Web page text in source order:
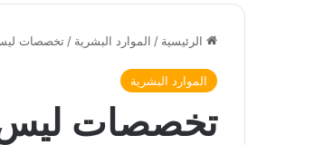
الرئيسية / الموارد البشرية / تخصصات
الموارد البشرية
تخصصات ليس